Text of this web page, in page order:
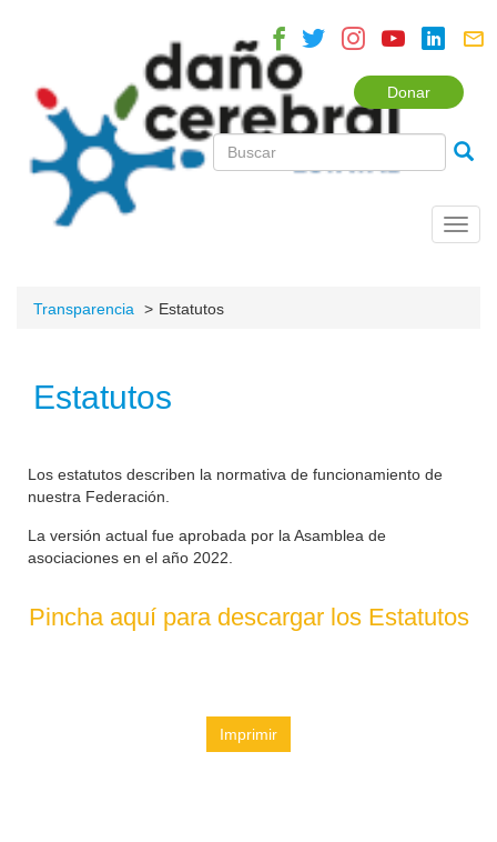
Donar
Transparencia Estatutos
Estatutos
Los estatutos describen la normativa de funcionamiento de
nuestra Federación.
La versión actual fue aprobada por la Asamblea de
asociaciones en el año 2022.
Pincha aquí para descargar los Estatutos
Imprimir